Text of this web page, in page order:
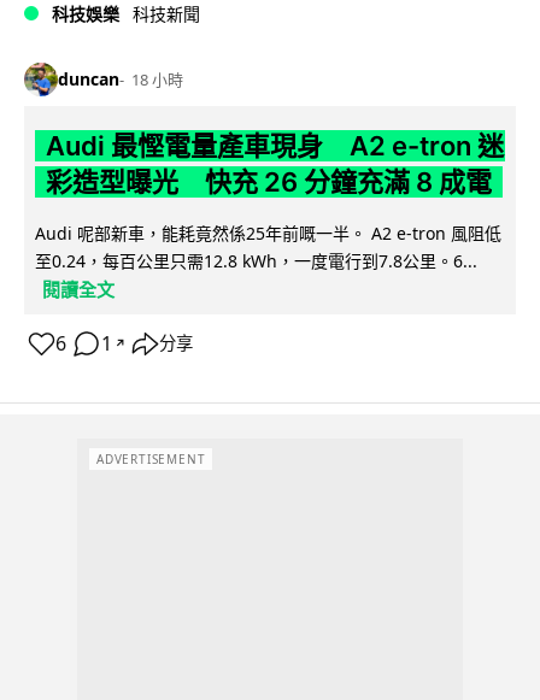
科技娛樂 科技新聞
duncan 18 小時
Audi 最慳電量產車現身 A2 e-tron 迷
彩造型曝光 快充 26 分鐘充滿 8 成電
Audi 呢部新車，能耗竟然係25年前嘅一半。 A2 e-tron 風阻低
至0.24，每百公里只需12.8 kWh，一度電行到7.8公里。6...
閱讀全文
6 1 ↗ 分享
ADVERTISEMENT